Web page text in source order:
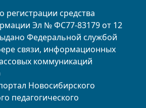
регистрации средства
Эл № ФС77-83179 от 12
Федеральной службой
связи, информационных
коммуникаций
Новосибирского
педагогического